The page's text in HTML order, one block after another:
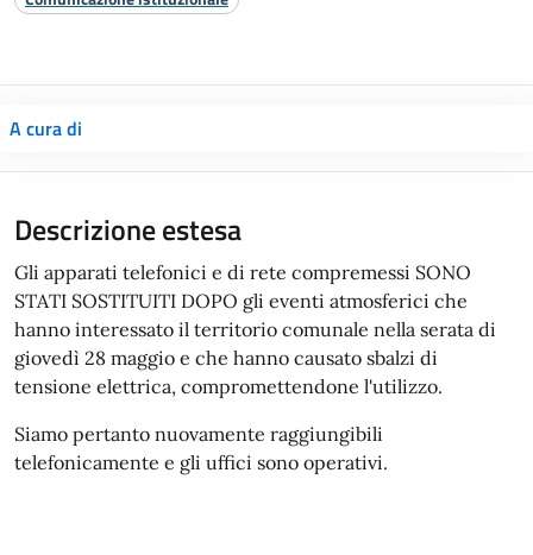
A cura di
Descrizione estesa
Gli apparati telefonici e di rete compremessi SONO
STATI SOSTITUITI DOPO gli eventi atmosferici che
hanno interessato il territorio comunale nella serata di
giovedì 28 maggio e che hanno causato sbalzi di
tensione elettrica, compromettendone l'utilizzo.
Siamo pertanto nuovamente raggiungibili
telefonicamente e gli uffici sono operativi.